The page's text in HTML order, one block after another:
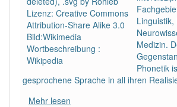
Wortversion:Fonetik
PowerIndex:
Häufigkeit: 2 von 10
Lizenz: Creative Commons
Attribution-Share Alike 3.0
Bild:Wikimedia
Wortbeschreibung :
Wikipedia
Linguistik,
Medizin.
Phonetik
gesprochene Sprache in all ihren
Mehr lesen